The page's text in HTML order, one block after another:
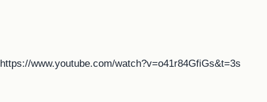
https://www.youtube.com/watch?v=o41r84GfiGs&t=3s